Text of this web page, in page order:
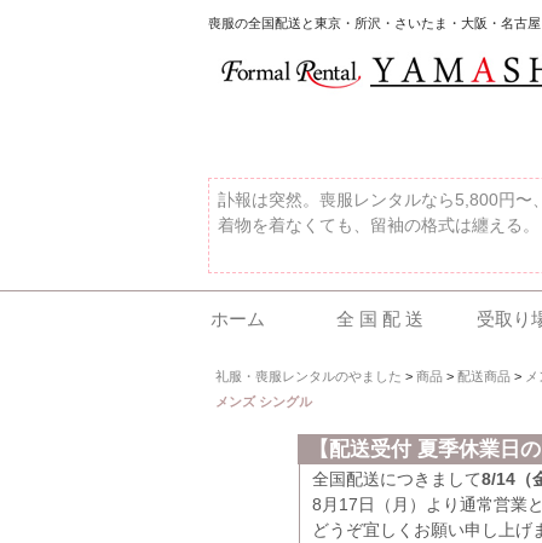
喪服の全国配送と東京・所沢・さいたま・大阪・名古
訃報は突然。喪服レンタルなら5,800円〜
着物を着なくても、留袖の格式は纏える
ホーム 全 国 配 送 受取り
礼服・喪服レンタルのやました > 商品> 配送商品>
メンズ シングル
【配送受付 夏季休業日
全国配送につきまして8/14（
8月17日（月）より通常営業
どうぞ宜しくお願い申し上げ